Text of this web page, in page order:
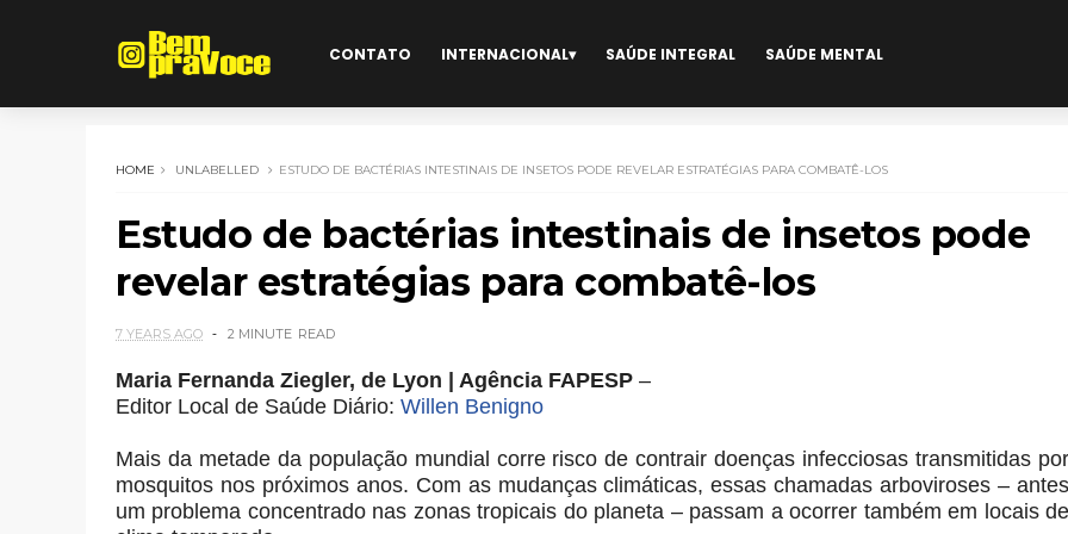
CONTATO INTERNACIONAL SAÚDE INTEGRAL SAÚDE MENTAL
HOME UNLABELLED ESTUDO DE BACTÉRIAS INTESTINAIS DE INSETOS PODE REVELAR ESTRATÉGIAS PARA COMBATÊ-LOS
Estudo de bactérias intestinais de insetos pode
revelar estratégias para combatê-los
7 YEARS AGO 2 MINUTE READ
Maria Fernanda Ziegler, de Lyon | Agência FAPESP –
Editor Local de Saúde Diário: Willen Benigno
Mais da metade da população mundial corre risco de contrair doenças infecciosas transmitidas por
mosquitos nos próximos anos. Com as mudanças climáticas, essas chamadas arboviroses – antes
um problema concentrado nas zonas tropicais do planeta – passam a ocorrer também em locais de